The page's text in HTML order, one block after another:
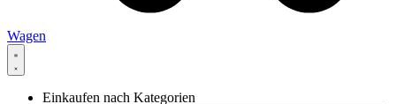
Wagen
Einkaufen nach Kategorien